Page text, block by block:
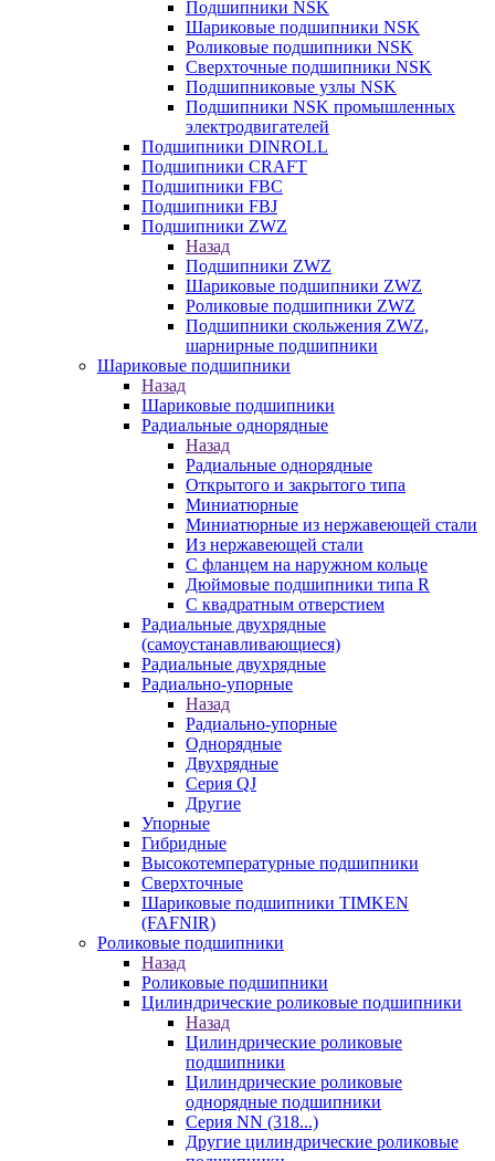
Подшипники NSK
Шариковые подшипники NSK
Роликовые подшипники NSK
Сверхточные подшипники NSK
Подшипниковые узлы NSK
Подшипники NSK промышленных
электродвигателей
Подшипники DINROLL
Подшипники CRAFT
Подшипники FBC
Подшипники FBJ
Подшипники ZWZ
Назад
Подшипники ZWZ
Шариковые подшипники ZWZ
Роликовые подшипники ZWZ
Подшипники скольжения ZWZ,
шарнирные подшипники
Шариковые подшипники
Назад
Шариковые подшипники
Радиальные однорядные
Назад
Радиальные однорядные
Открытого и закрытого типа
Миниатюрные
Миниатюрные из нержавеющей стали
Из нержавеющей стали
С фланцем на наружном кольце
Дюймовые подшипники типа R
С квадратным отверстием
Радиальные двухрядные
(самоустанавливающиеся)
Радиальные двухрядные
Радиально-упорные
Назад
Радиально-упорные
Однорядные
Двухрядные
Серия QJ
Другие
Упорные
Гибридные
Высокотемпературные подшипники
Сверхточные
Шариковые подшипники TIMKEN
(FAFNIR)
Роликовые подшипники
Назад
Роликовые подшипники
Цилиндрические роликовые подшипники
Назад
Цилиндрические роликовые
подшипники
Цилиндрические роликовые
однорядные подшипники
Серия NN (318...)
Другие цилиндрические роликовые